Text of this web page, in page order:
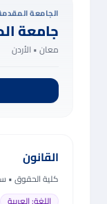
الجامعة
جامعة
معان • الأردن
القانون
كلية الحقوق•